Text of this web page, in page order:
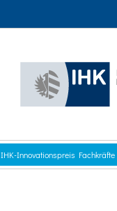
IHK-Innovationspreis Fachkräfte